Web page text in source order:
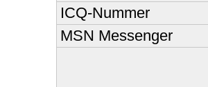
ICQ-Nummer
MSN Messenger